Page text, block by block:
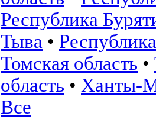
Республика
Тыва •
Томская область •
область • Ханты-
Все